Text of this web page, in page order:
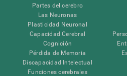
Partes del cerebro
Las Neuronas
Plasticidad Neuronal
Capacidad Cerebral
Cognición
Pérdida de Memoria
Discapacidad Intelectual
Funciones cerebrales